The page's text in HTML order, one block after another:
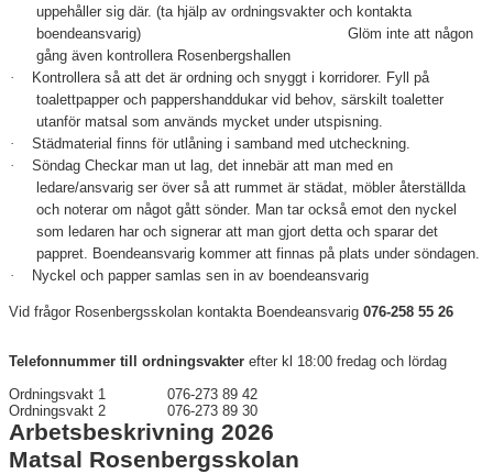
uppehåller sig där. (ta hjälp av ordningsvakter och kontakta
boendeansvarig) Glöm inte att någon
gång även kontrollera Rosenbergshallen
·
Kontrollera så att det är ordning och snyggt i korridorer. Fyll på
toalettpapper och pappershanddukar vid behov, särskilt toaletter
utanför matsal som används mycket under utspisning.
·
Städmaterial finns för utlåning i samband med utcheckning.
·
Söndag Checkar man ut lag, det innebär att man med en
ledare/ansvarig ser över så att rummet är städat, möbler återställda
och noterar om något gått sönder. Man tar också emot den nyckel
som ledaren har och signerar att man gjort detta och sparar det
pappret. Boendeansvarig kommer att finnas på plats under söndagen.
·
Nyckel och papper samlas sen in av boendeansvarig
Vid frågor Rosenbergsskolan kontakta Boendeansvarig 076-258 55 26
Telefonnummer till ordningsvakter efter kl 18:00 fredag och lördag
Ordningsvakt 1 076-273 89 42
Ordningsvakt 2 076-273 89 30
Arbetsbeskrivning 2026
Matsal Rosenbergsskolan